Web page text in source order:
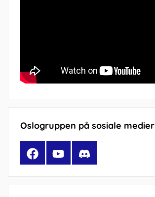
Oslogruppen på sosiale medier
FacebookYouTubeDiscord